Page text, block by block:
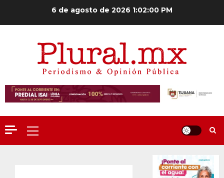
6 de agosto de 20261:02:01 PM
Menú
principal